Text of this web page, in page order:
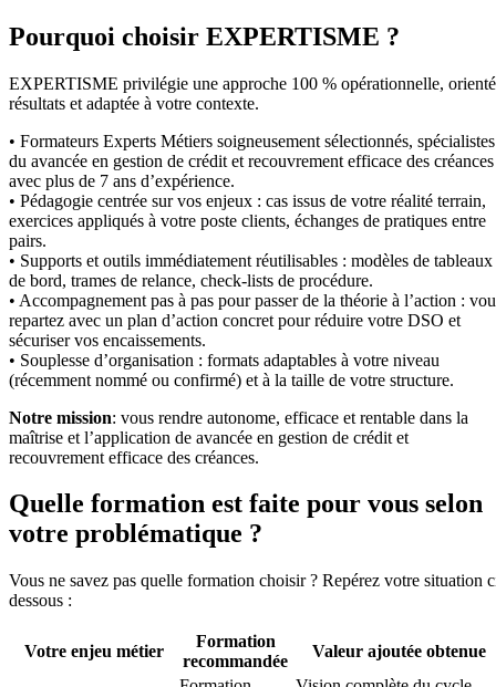
Pourquoi choisir EXPERTISME ?
EXPERTISME privilégie une approche 100 % opérationnelle,
résultats et adaptée à votre contexte.
• Formateurs Experts Métiers soigneusement sélectionnés, spécialistes
du avancée en gestion de crédit et recouvrement efficace des créances
avec plus de 7 ans d’expérience.
• Pédagogie centrée sur vos enjeux : cas issus de votre réalité terrain,
exercices appliqués à votre poste clients, échanges de pratiques entre
pairs.
• Supports et outils immédiatement réutilisables : modèles de tableaux
de bord, trames de relance, check-lists de procédure.
• Accompagnement pas à pas pour passer de la théorie à l’action :
repartez avec un plan d’action concret pour réduire votre DSO et
sécuriser vos encaissements.
• Souplesse d’organisation : formats adaptables à votre niveau
(récemment nommé ou confirmé) et à la taille de votre structure.
Notre mission: vous rendre autonome, efficace et rentable dans la
maîtrise et l’application de avancée en gestion de crédit et
recouvrement efficace des créances.
Quelle formation est faite pour vous selon
votre problématique ?
Vous ne savez pas quelle formation choisir ? Repérez votre situation
dessous :
Votre enjeu métier
Formation
recommandée
Valeur ajoutée obtenue